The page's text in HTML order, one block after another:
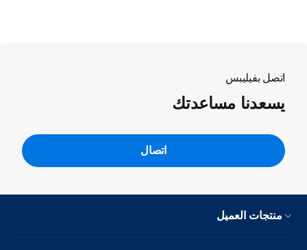
اتصل بفيليبس
يسعدنا مساعدتك
اتصال
منتجات العميل